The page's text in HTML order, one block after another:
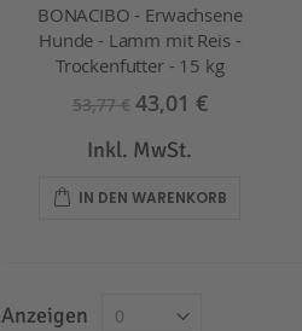
BONACIBO - Erwachsene
Hunde - Lamm mit Reis -
Trockenfutter - 15 kg
53,77 € 43,01 €
Inkl. MwSt.
IN DEN WARENKORB
Anzeigen